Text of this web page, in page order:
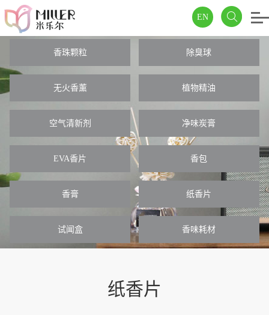
EN
香珠颗粒 除臭球
无火香薰 植物精油
空气清新剂 净味炭膏
EVA香片 香包
香膏 纸香片
试闻盒 香味耗材
纸香片